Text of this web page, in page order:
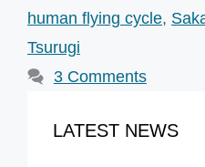
human flying cycle,
Tsurugi
3 Comments
LATEST NEWS